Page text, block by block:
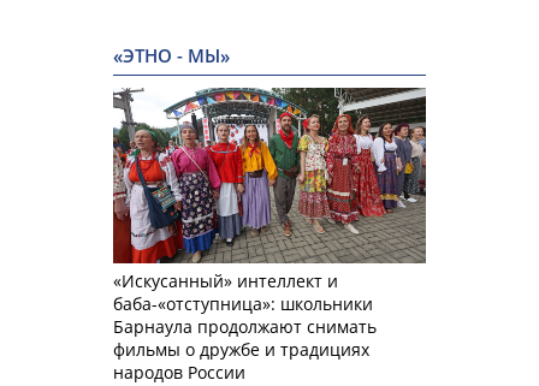
«ЭТНО - МЫ»
«Искусанный» интеллект и
баба-«отступница»: школьники
Барнаула продолжают снимать
фильмы о дружбе и традициях
народов России